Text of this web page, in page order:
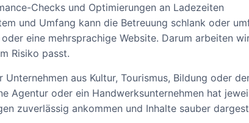
Checks und Optimierungen an Ladezeiten
und Umfang kann die Betreuung schlank oder
eine mehrsprachige Website. Darum arbeiten
Risiko passt.
Unternehmen aus Kultur, Tourismus, Bildung oder
Agentur oder ein Handwerksunternehmen hat
zuverlässig ankommen und Inhalte sauber